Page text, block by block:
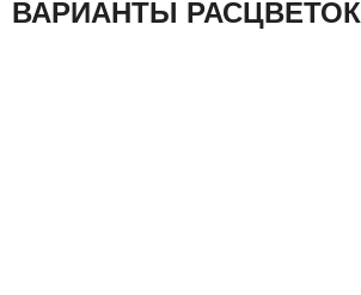
ВАРИАНТЫ РАСЦВЕТОК